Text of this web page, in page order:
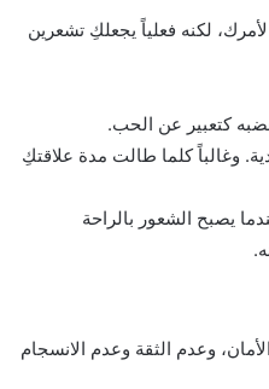
لكنه فعلياً يجعلكِ تشعرين
كتعبير عن الحب.
وغالباً كلما طالت مدة علاقتكِ
يصبح الشعور بالراحة
وعدم الثقة وعدم الانسجام